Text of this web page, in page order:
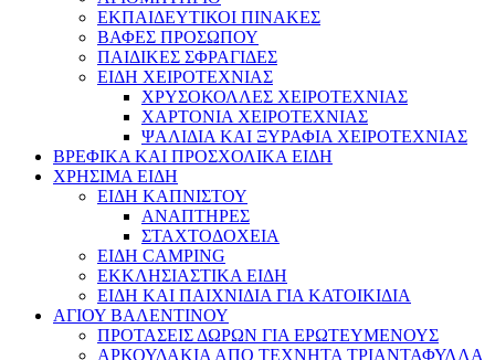
ΕΚΠΑΙΔΕΥΤΙΚΟΙ ΠΙΝΑΚΕΣ
ΒΑΦΕΣ ΠΡΟΣΩΠΟΥ
ΠΑΙΔΙΚΕΣ ΣΦΡΑΓΙΔΕΣ
ΕΙΔΗ ΧΕΙΡΟΤΕΧΝΙΑΣ
ΧΡΥΣΟΚΟΛΛΕΣ ΧΕΙΡΟΤΕΧΝΙΑΣ
ΧΑΡΤΟΝΙΑ ΧΕΙΡΟΤΕΧΝΙΑΣ
ΨΑΛΙΔΙΑ ΚΑΙ ΞΥΡΑΦΙΑ ΧΕΙΡΟΤΕΧΝΙΑΣ
ΒΡΕΦΙΚΑ ΚΑΙ ΠΡΟΣΧΟΛΙΚΑ ΕΙΔΗ
ΧΡΗΣΙΜΑ ΕΙΔΗ
ΕΙΔΗ ΚΑΠΝΙΣΤΟΥ
ΑΝΑΠΤΗΡΕΣ
ΣΤΑΧΤΟΔΟΧΕΙΑ
ΕΙΔΗ CAMPING
ΕΚΚΛΗΣΙΑΣΤΙΚΑ ΕΙΔΗ
ΕΙΔΗ ΚΑΙ ΠΑΙΧΝΙΔΙΑ ΓΙΑ ΚΑΤΟΙΚΙΔΙΑ
ΑΓΙΟΥ ΒΑΛΕΝΤΙΝΟΥ
ΠΡΟΤΑΣΕΙΣ ΔΩΡΩΝ ΓΙΑ ΕΡΩΤΕΥΜΕΝΟΥΣ
ΑΡΚΟΥΔΑΚΙΑ ΑΠΟ ΤΕΧΝΗΤΑ ΤΡΙΑΝΤΑΦΥΛΛΑ